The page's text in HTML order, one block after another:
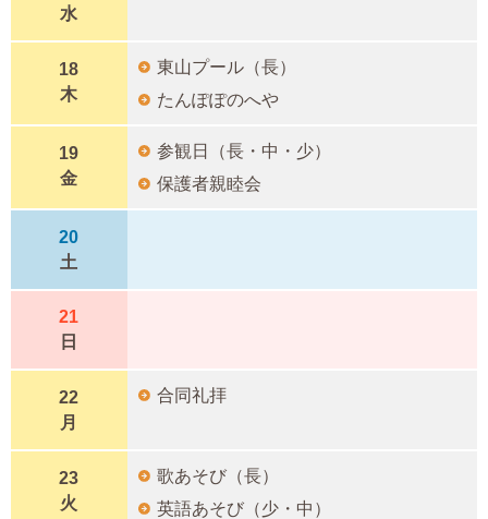
水
18
木
東山プール（長）
たんぽぽのへや
19
金
参観日（長・中・少）
保護者親睦会
20
土
21
日
22
月
合同礼拝
23
火
歌あそび（長）
英語あそび（少・中）